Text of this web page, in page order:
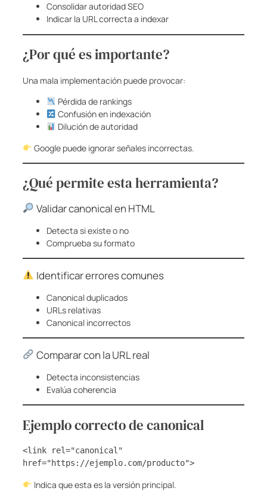
Consolidar autoridad SEO
Indicar la URL correcta a indexar
¿Por qué es importante?
Una mala implementación puede provocar:
Pérdida de rankings
Confusión en indexación
Dilución de autoridad
Google puede ignorar señales incorrectas.
¿Qué permite esta herramienta?
Validar canonical en HTML
Detecta si existe o no
Comprueba su formato
Identificar errores comunes
Canonical duplicados
URLs relativas
Canonical incorrectos
Comparar con la URL real
Detecta inconsistencias
Evalúa coherencia
Ejemplo correcto de canonical
<link rel="canonical"
href="https://ejemplo.com/producto">
Indica que esta es la versión principal.